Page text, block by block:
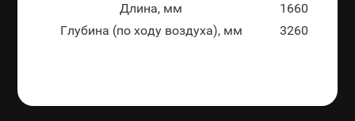
Длина, мм
1660
Глубина (по ходу воздуха), мм
3260